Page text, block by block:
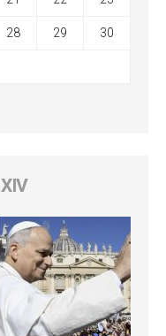
28 29 30